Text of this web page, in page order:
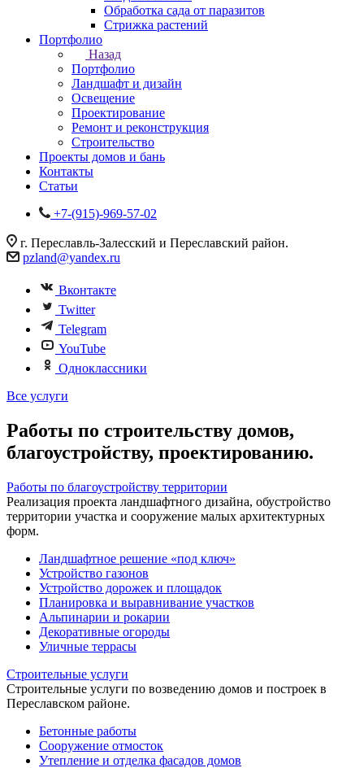
Обработка сада от паразитов
Стрижка растений
Портфолио
Назад
Портфолио
Ландшафт и дизайн
Освещение
Проектирование
Ремонт и реконструкция
Строительство
Проекты домов и бань
Контакты
Статьи
+7-(915)-969-57-02
г. Переславль-Залесский и Переславский район.
pzland@yandex.ru
Вконтакте
Twitter
Telegram
YouTube
Одноклассники
Все услуги
Работы по строительству домов,
благоустройству, проектированию.
Работы по благоустройству территории
Реализация проекта ландшафтного дизайна, обустройство
территории участка и сооружение малых архитектурных
форм.
Ландшафтное решение «под ключ»
Устройство газонов
Устройство дорожек и площадок
Планировка и выравнивание участков
Альпинарии и рокарии
Декоративные огороды
Уличные террасы
Строительные услуги
Строительные услуги по возведению домов и построек в
Переславском районе.
Бетонные работы
Сооружение отмосток
Утепление и отделка фасадов домов